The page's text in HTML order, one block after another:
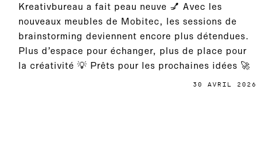
Kreativbureau a fait peau neuve 💅 Avec les
nouveaux meubles de Mobitec, les sessions de
brainstorming deviennent encore plus détendues.
Plus d’espace pour échanger, plus de place pour
la créativité 💡 Prêts pour les prochaines idées 🚀
30 AVRIL 2026